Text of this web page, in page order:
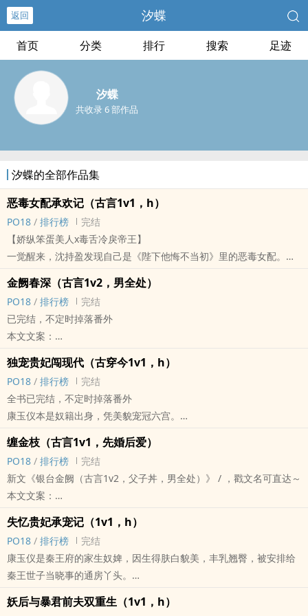
返回 汐蝶
首页 分类 排行 搜索 足迹
汐蝶
共收录 6 部作品
汐蝶的全部作品集
恶毒女配承欢记（古言‌1‎v‍1‍‎‎，h）
‌‍‌P‌‌O‌1‎‌‍8‎‌‍ / 排行榜
完结
【娇纵笨蛋‍‍美‍‌人‍x毒舌冷戾帝王】
一觉醒来，沈持盈发现自己是《陛下他悔不当初》里的恶毒女配。
后来，大雨滂沱夜，帝王孤身立在山寺外苦等，只为求得她的原谅。
纵然夺得天下，桓靳心中由始至终只有当年那个助他逃出生天的小姑
娘。 』
而沈持盈，正好就是女主的恶毒庶妹......
书中她娇纵跋扈，胸大无脑，为了攀上新帝男主冒认女主当年的救命
之恩。
撒一个谎就得用无数个谎圆，沈持盈开始疯狂作死，屡屡陷害嫡姐女
主。
磨，求死不能求生不得。
提前知道后续剧情，沈持盈侍寝时更加卖力，双眼娇媚含水，乖乖撅
起翘臀伺弄龙根。
“陛下，臣妾想坦白一件事......”
【阅读指南】
1.男女主SC、‌1‎v‍1‍‎‎，男主原书本书都身心干净。
2.女主是书中女配觉醒，无穿越无重生。
3.女主是真笨蛋，觉醒后依旧忍不住干又蠢又坏的事，还会被男主狠
狠“惩罚”。
4.有孕期play和生孩子的情节，雷者慎入。
金阙春深（古言1v2，男全处）
‌‍‌P‌‌O‌1‎‌‍8‎‌‍ / 排行榜
完结
已完结，不定时掉落番外
本文文案：
【美艳怂包太子妃x阴暗疯批帝王x光风霁月太子，1v2男全C】
承明帝萧恪意外宠幸了个“小宫女”。
“小宫女”娇艳欲滴，丰姿冶丽。
素了三十年的他，无法自控地破了戒。
数月后，东宫大婚。
“小宫女”却一袭凤冠霞帔，与太子萧琂携手而来，朝他盈盈一拜。
亲眼目睹儿子儿媳缠绵恩爱，萧恪生平第一次尝到了嫉妒的滋味。
＊＊＊
世人皆说杨满愿命好，出身小户，凭美貌一跃飞升，成为当朝太子
可只有她自己清楚，夹在这对天家父子之间是何等战战兢兢，如履薄
冰。
阅读指南：
1v2父子丼，双男主都身心干净（非亲生）
开篇女主17岁，皇帝32岁，太子17岁
先婚后爱（与太子）、强取豪夺（与皇帝）、父子互相ntr
独宠贵妃闯现代（古穿今‌1‎v‍1‍‎‎，h）
‌‍‌P‌‌O‌1‎‌‍8‎‌‍ / 排行榜
完结
全书已完结，不定时掉落番外
康玉仪本是奴籍出身，凭美貌宠冠六宫。
佣人之女。
对了，雇主家的大少爷怎幺越看越像她家皇帝陛下……？
＊
不少同学认为，康玉仪空有美貌，成绩差家境也差，跟首富之子兼学
神的李元珩相处肯定特别卑微。
可无人知晓的夜里，那位矜贵冷峻的学神却将俊脸埋在康玉仪腿间恣
意舔吃，不知餍足。
本文是完结文《失忆贵妃承宠记》 / 古穿今if线，校园小甜饼（没看过
男女主生生世世都SC，‌1‎v‍1‍‎‎
缠金枝（古言‌1‎v‍1‍‎‎，先婚后爱）
‌‍‌P‌‌O‌1‎‌‍8‎‌‍ / 排行榜
完结
新文《银台金阙（古言1v2，父子丼，男全处）》 / ，戳文名可直达～
本文文案：
【娇艳活泼公主x糙汉忠犬将军，‌1‎v‍1‍‎‎，SC】
婚事在即，李康宁做了个预知梦——
她那温润端方的准驸马竟会在婚后偷养外室。
“公主美则美矣，但生性骄纵，远不如卿卿这般贤惠的解语花……”
“待公主‘病逝’，我必以正室之礼迎娶卿卿。”
梦醒，李康宁气笑了。
失忆贵妃承宠记（‌1‎v‍1‍‎‎，h）
‌‍‌P‌‌O‌1‎‌‍8‎‌‍ / 排行榜
完结
康玉仪是秦王府的家生奴婢，因生得肤白貌美，丰乳翘臀，被安排给
秦王世子当晓事的通房丫头。
她一直没能摘下这朵京城第一高岭之花。
妖后与暴君前夫双重生（‌1‎v‍1‍‎‎，h）